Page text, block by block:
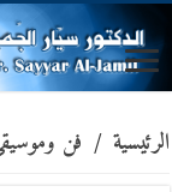
الرئيسية / فن